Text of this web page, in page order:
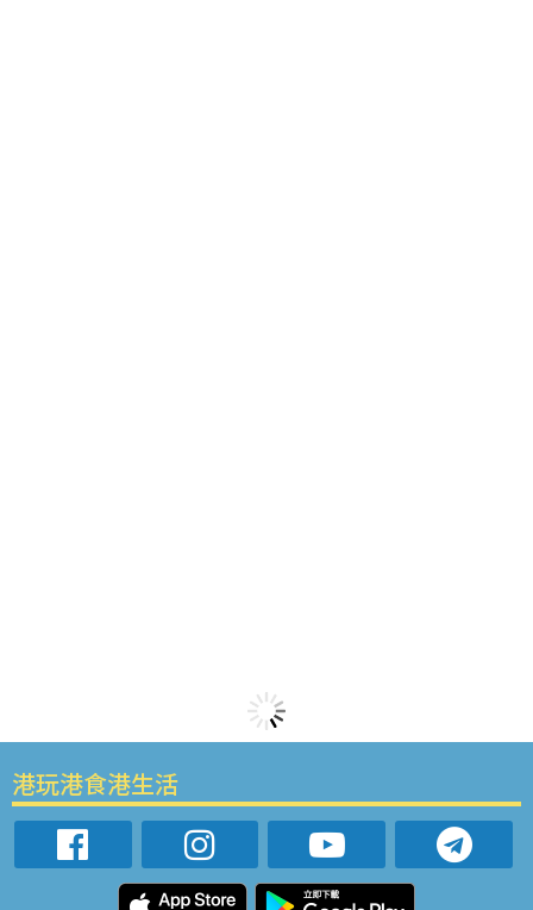
港玩港食港生活